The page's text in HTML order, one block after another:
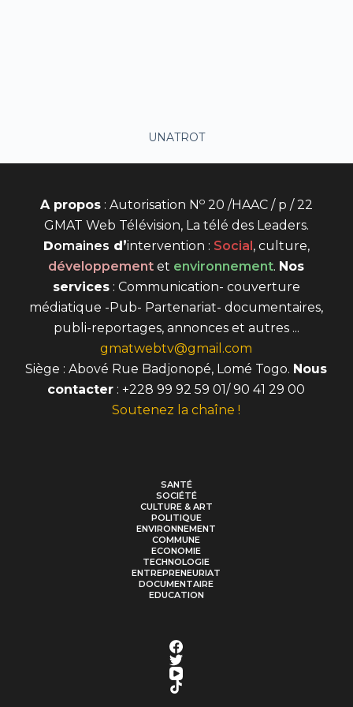
UNATROT
A propos: Autorisation N o20 /HAAC / p / 22
GMAT Web Télévision, La télé des Leaders.
Domaines d’intervention : Social , culture,
développement et environnement. Nos
services: Communication- couverture
médiatique -Pub- Partenariat- documentaires,
publi-reportages, annonces et autres ...
gmatwebtv@gmail.com
Siège : Abové Rue Badjonopé, Lomé Togo. Nous
contacter : +228 99 92 59 01/ 90 41 29 00
Soutenez la chaîne !
SANTÉ
SOCIÉTÉ
CULTURE & ART
POLITIQUE
ENVIRONNEMENT
COMMUNE
ECONOMIE
TECHNOLOGIE
ENTREPRENEURIAT
DOCUMENTAIRE
EDUCATION